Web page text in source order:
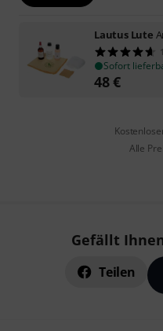
Lautus Lute
Sofort
48€
Alle
Gefällt
Teilen